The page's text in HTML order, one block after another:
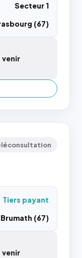
Secteur 1
(67)
venir
Tiers payant
Brumath (67)
venir